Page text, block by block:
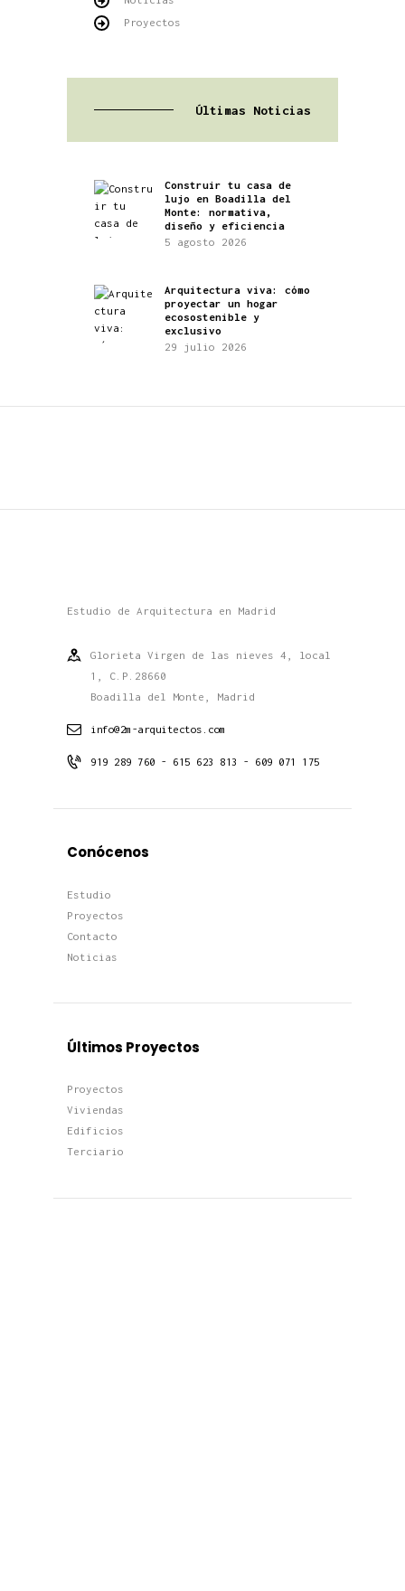
Proyectos
Últimas Noticias
Construir tu casa de
lujo en Boadilla del
Monte: normativa,
diseño y eficiencia
5 agosto 2026
Arquitectura viva: cómo
proyectar un hogar
ecosostenible y
exclusivo
29 julio 2026
Estudio de Arquitectura en Madrid
Glorieta Virgen de las nieves 4, local
1, C.P.28660
Boadilla del Monte, Madrid
info@2m-arquitectos.com
919 289 760 - 615 623 813 - 609 071 175
Conócenos
Estudio
Proyectos
Contacto
Noticias
Últimos Proyectos
Proyectos
Viviendas
Edificios
Terciario